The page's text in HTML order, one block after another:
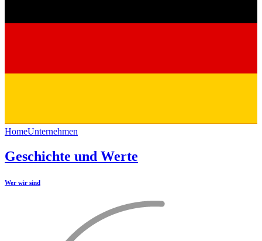
HomeUnternehmen
Geschichte und Werte
Wer wir sind